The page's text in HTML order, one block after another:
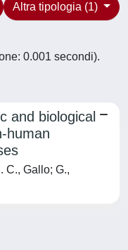
Altra tipologia (1)
0.001 secondi).
and biological
human
C., Gallo; G.,